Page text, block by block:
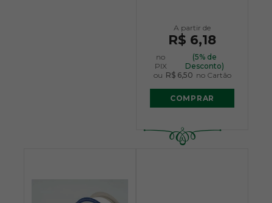
R$ 6,18
no
PIX
(5% de
Desconto)
ou R$ 6,50 no Cartão
COMPRAR